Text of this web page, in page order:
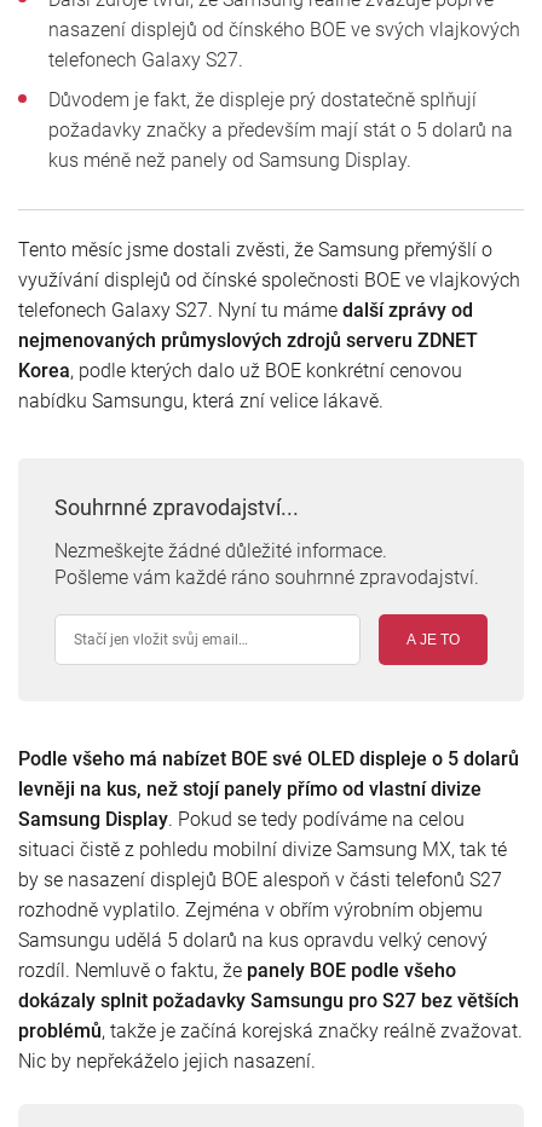
nasazení displejů od čínského BOE ve svých vlajkových
telefonech Galaxy S27.
Důvodem je fakt, že displeje prý dostatečně splňují
požadavky značky a především mají stát o 5 dolarů na
kus méně než panely od Samsung Display.
Tento měsíc jsme dostali zvěsti, že Samsung přemýšlí o
využívání displejů od čínské společnosti BOE ve vlajkových
telefonech Galaxy S27. Nyní tu máme další zprávy od
nejmenovaných průmyslových zdrojů serveru ZDNET
Korea, podle kterých dalo už BOE konkrétní cenovou
nabídku Samsungu, která zní velice lákavě.
Souhrnné zpravodajství...
Nezmeškejte žádné důležité informace.
Pošleme vám každé ráno souhrnné zpravodajství.
A JE TO
Podle všeho má nabízet BOE své OLED displeje o 5 dolarů
levněji na kus, než stojí panely přímo od vlastní divize
Samsung Display. Pokud se tedy podíváme na celou
situaci čistě z pohledu mobilní divize Samsung MX, tak té
by se nasazení displejů BOE alespoň v části telefonů S27
rozhodně vyplatilo. Zejména v obřím výrobním objemu
Samsungu udělá 5 dolarů na kus opravdu velký cenový
rozdíl. Nemluvě o faktu, že panely BOE podle všeho
dokázaly splnit požadavky Samsungu pro S27 bez větších
problémů, takže je začíná korejská značky reálně zvažovat.
Nic by nepřekáželo jejich nasazení.